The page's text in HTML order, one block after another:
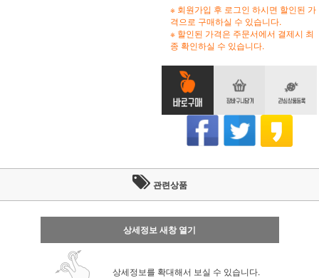
※ 회원가입 후 로그인 하시면 할인된 가
격으로 구매하실 수 있습니다.
※ 할인된 가격은 주문서에서 결제시 최
종 확인하실 수 있습니다.
관련상품
상세정보 새창 열기
상세정보를 확대해서 보실 수 있습니다.